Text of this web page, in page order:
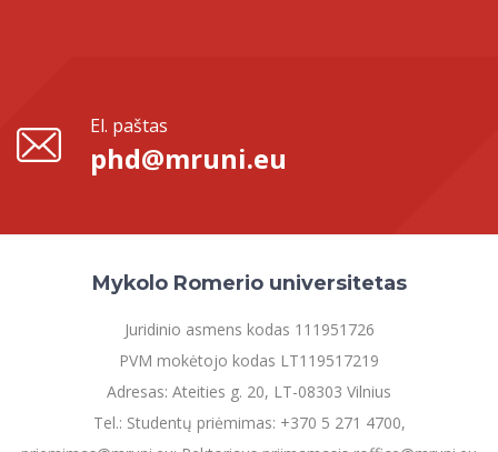
El. paštas
phd@mruni.eu
Mykolo Romerio universitetas
Juridinio asmens kodas 111951726
PVM mokėtojo kodas LT119517219
Adresas: Ateities g. 20, LT-08303 Vilnius
Tel.: Studentų priėmimas: +370 5 271 4700,